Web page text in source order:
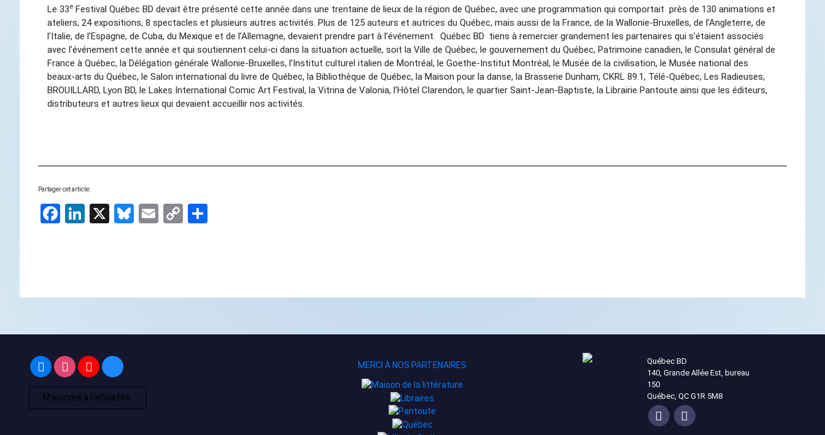
Le 33e Festival Québec BD devait être présenté cette année dans une trentaine de lieux de la région de Québec, avec une programmation qui comportait près de 130 animations et
ateliers, 24 expositions, 8 spectacles et plusieurs autres activités. Plus de 125 auteurs et autrices du Québec, mais aussi de la France, de la Wallonie-Bruxelles, de l’Angleterre, de
l’Italie, de l’Espagne, de Cuba, du Mexique et de l’Allemagne, devaient prendre part à l’événement. Québec BD tiens à remercier grandement les partenaires qui s’étaient associés
avec l’événement cette année et qui soutiennent celui-ci dans la situation actuelle, soit la Ville de Québec, le gouvernement du Québec, Patrimoine canadien, le Consulat général de
France à Québec, la Délégation générale Wallonie-Bruxelles, l’Institut culturel italien de Montréal, le Goethe-Institut Montréal, le Musée de la civilisation, le Musée national des
beaux-arts du Québec, le Salon international du livre de Québec, la Bibliothèque de Québec, la Maison pour la danse, la Brasserie Dunham, CKRL 89.1, Télé-Québec, Les Radieuses,
BROUILLARD, Lyon BD, le Lakes International Comic Art Festival, la Vitrina de Valonia, l’Hôtel Clarendon, le quartier Saint-Jean-Baptiste, la Librairie Pantoute ainsi que les éditeurs,
distributeurs et autres lieux qui devaient accueillir nos activités.
Partager cet article:
Facebook
LinkedIn
X Bluesky
Email
Copy
M'inscrire à l'infolettre
MERCI À NOS PARTENAIRES
Québec BD
140, Grande Allée Est, bureau
150
Québec, QC G1R 5M8